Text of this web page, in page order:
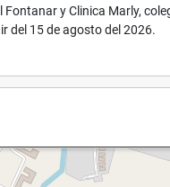
Fontanar y Clinica Marly,
del 15 de agosto del 2026.